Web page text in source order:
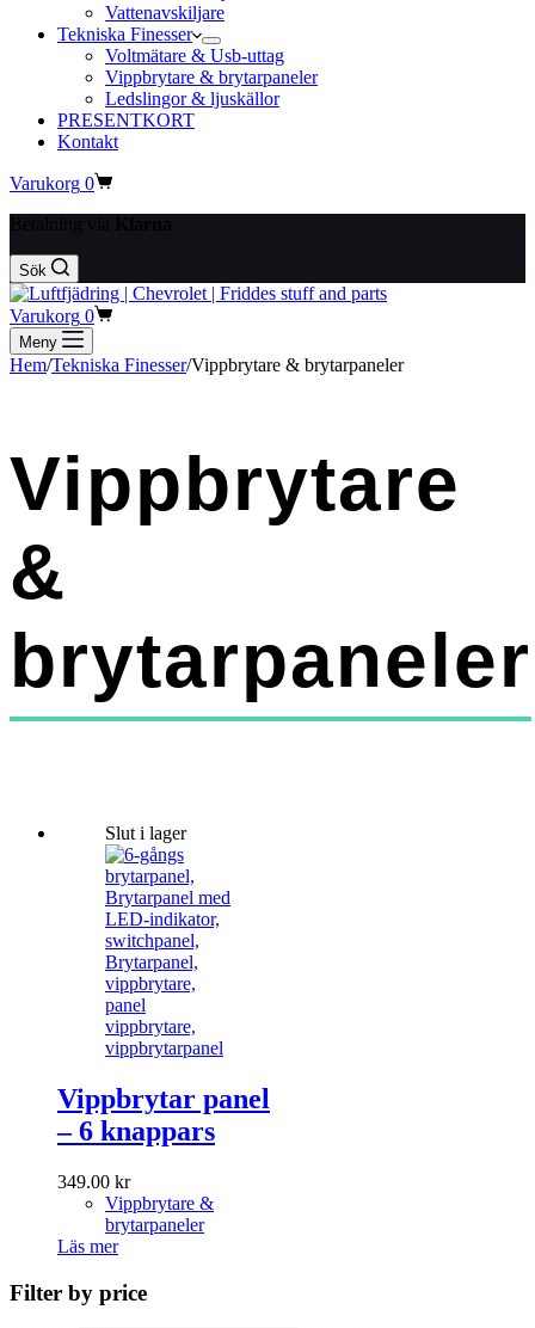
Vattenavskiljare
Tekniska Finesser
Voltmätare & Usb-uttag
Vippbrytare & brytarpaneler
Ledslingor & ljuskällor
PRESENTKORT
Kontakt
Varukorg 0
Sök
Varukorg 0
Meny
Hem/Tekniska Finesser/Vippbrytare & brytarpaneler
Vippbrytare
&
brytarpaneler
Slut i lager
Vippbrytar panel
– 6 knappars
349.00 kr
Vippbrytare &
brytarpaneler
Läs mer
Filter by price